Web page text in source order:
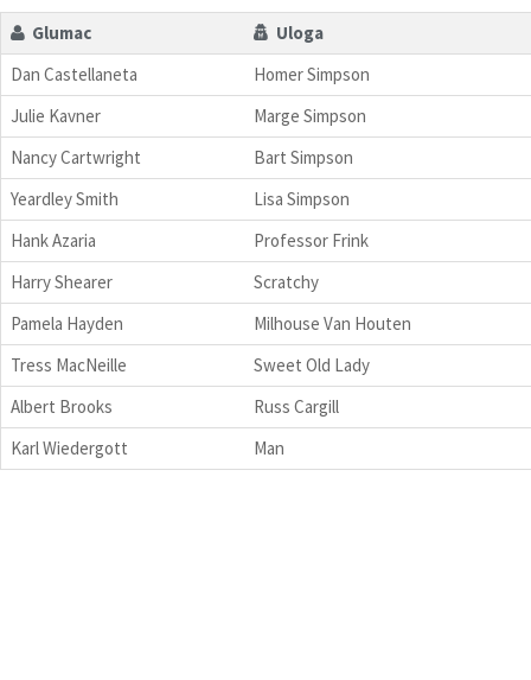
Glumac
Uloga
Dan Castellaneta
Homer Simpson
Julie Kavner
Marge Simpson
Nancy Cartwright
Bart Simpson
Yeardley Smith
Lisa Simpson
Hank Azaria
Professor Frink
Harry Shearer
Scratchy
Pamela Hayden
Milhouse Van Houten
Tress MacNeille
Sweet Old Lady
Albert Brooks
Russ Cargill
Karl Wiedergott
Man